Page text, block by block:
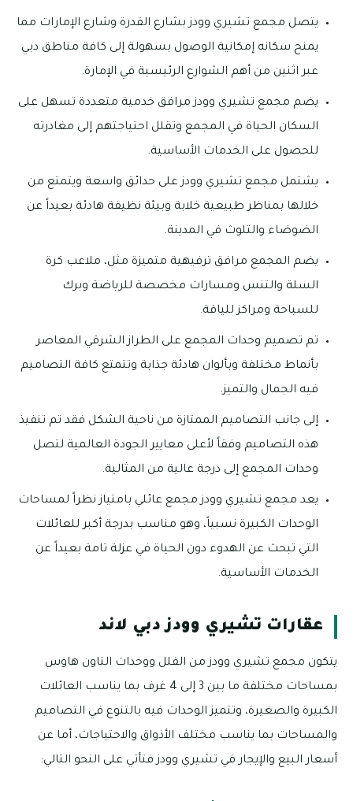
يتصل مجمع تشيري وودز بشارع القدرة وشارع الإمارات مما
يمنح سكانه إمكانية الوصول بسهولة إلى كافة مناطق دبي
عبر اثنين من أهم الشوارع الرئيسية في الإمارة.
يضم مجمع تشيري وودز مرافق خدمية متعددة تسهل على
السكان الحياة في المجمع وتقلل احتياجتهم إلى مغادرته
للحصول على الخدمات الأساسية.
يشتمل مجمع تشيري وودز على حدائق واسعة ويتمتع من
خلالها بمناظر طبيعية خلابة وبيئة نظيفة هادئة بعيداً عن
الضوضاء والتلوث في المدينة.
يضم المجمع مرافق ترفيهية متميزة مثل، ملاعب كرة
السلة والتنس ومسارات مخصصة للرياضة وبرك
للسباحة ومراكز للياقة.
تم تصميم وحدات المجمع على الطراز الشرقي المعاصر
بأنماط مختلفة وبألوان هادئة جذابة وتتمتع كافة التصاميم
فيه الجمال والتميز.
إلى جانب التصاميم الممتازة من ناحية الشكل فقد تم تنفيذ
هذه التصاميم وفقاً لأعلى معايير الجودة العالمية لتصل
وحدات المجمع إلى درجة عالية من المثالية.
يعد مجمع تشيري وودز مجمع عائلي بامتياز نظراً لمساحات
الوحدات الكبيرة نسبياً، وهو مناسب بدرجة أكبر للعائلات
التي تبحث عن الهدوء دون الحياة في عزلة تامة بعيداً عن
الخدمات الأساسية.
عقارات تشيري وودز دبي لاند
يتكون مجمع تشيري وودز من الفلل ووحدات التاون هاوس
بمساحات مختلفة ما بين 3 إلى 4 غرف بما يناسب العائلات
الكبيرة والصغيرة، وتتميز الوحدات فيه بالتنوع في التصاميم
والمساحات بما يناسب مختلف الأذواق والاحتياجات، أما عن
أسعار البيع والإيجار في تشيري وودز فتأتي على النحو التالي: